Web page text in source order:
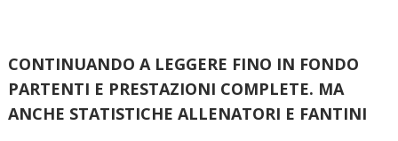
CONTINUANDO A LEGGERE FINO IN FONDO
PARTENTI E PRESTAZIONI COMPLETE. MA
ANCHE STATISTICHE ALLENATORI E FANTINI